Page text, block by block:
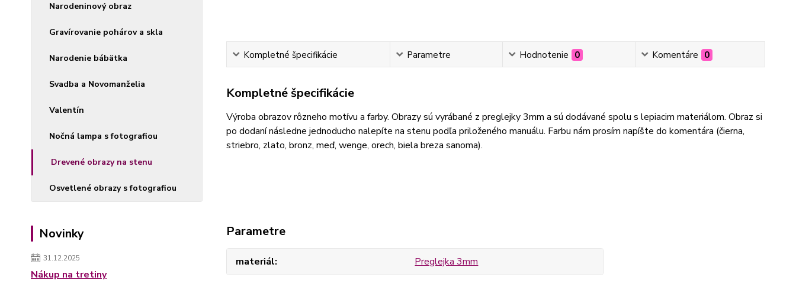
Narodeninový obraz
Gravírovanie pohárov a skla
Narodenie bábätka
Svadba a Novomanželia
Valentín
Nočná lampa s fotografiou
Drevené obrazy na stenu
Osvetlené obrazy s fotografiou
Novinky
31.12.2025
Nákup na tretiny
Kompletné špecifikácie Parametre Hodnotenie 0 Komentáre 0
Kompletné špecifikácie
Výroba obrazov rôzneho motívu a farby. Obrazy sú vyrábané z preglejky 3mm a sú dodávané spolu s lepiacim materiálom. Obraz si
po dodaní následne jednoducho nalepíte na stenu podľa priloženého manuálu. Farbu nám prosím napíšte do komentára (čierna,
striebro, zlato, bronz, meď, wenge, orech, biela breza sanoma).
Parametre
materiál Preglejka 3mm